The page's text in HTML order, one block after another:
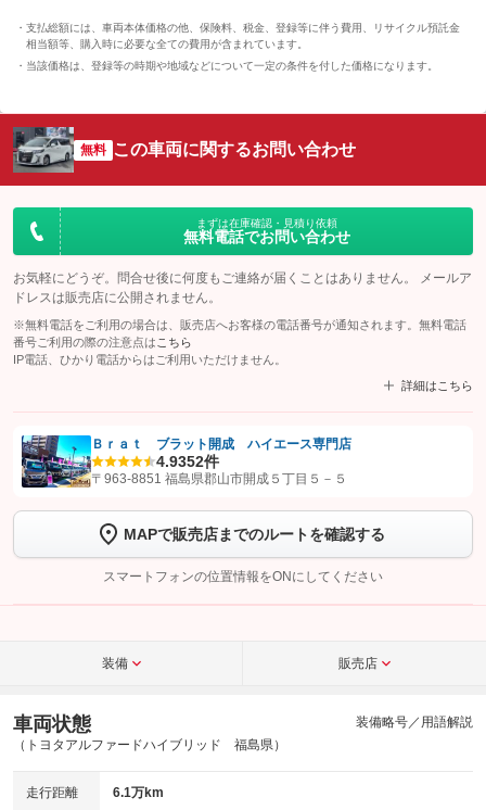
支払総額には、車両本体価格の他、保険料、税金、登録等に伴う費用、リサイクル預託金
相当額等、購入時に必要な全ての費用が含まれています。
当該価格は、登録等の時期や地域などについて一定の条件を付した価格になります。
無料 この車両に関するお問い合わせ
まずは在庫確認・見積り依頼
無料電話でお問い合わせ
お気軽にどうぞ。問合せ後に何度もご連絡が届くことはありません。 メールア
ドレスは販売店に公開されません。
※無料電話をご利用の場合は、販売店へお客様の電話番号が通知されます。無料電話
番号ご利用の際の注意点は こちら
IP電話、ひかり電話からはご利用いただけません。
詳細はこちら
【STEP1】認証画面でグーネットを友だち追加してから「許可する」ボタンを押
トーク画面で
ボタンをタップして問い合わせを
完了してください。
こちら
Ｂｒａｔ ブラット開成 ハイエース専門店
4.9352件
〒963-8851 福島県郡山市開成５丁目５－５
MAPで販売店までのルートを確認する
スマートフォンの位置情報をONにしてください
装備 販売店
車両状態
（トヨタアルファードハイブリッド 福島県）
装備略号／用語解説
走行距離 6.1万km